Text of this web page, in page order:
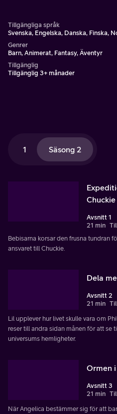
Tillgängliga språk
Svenska, Engelska, Danska, Finska,
Genrer
Barn, Animerat, Fantasy, Äventyr
Tillgänglig
Tillgänglig 3+ månader
1 Säsong 2
Avsnitt 1
21 min
Bebisarna korsar den frusna tundran
ansvaret till Chuckie.
Dela
Avsnitt 2
21 min
Lil upplever hur livet skulle vara om
reser till andra sidan månen för att se
universums hemligheter.
Ormen
Avsnitt 3
21 min
När Angelica bestämmer sig för att